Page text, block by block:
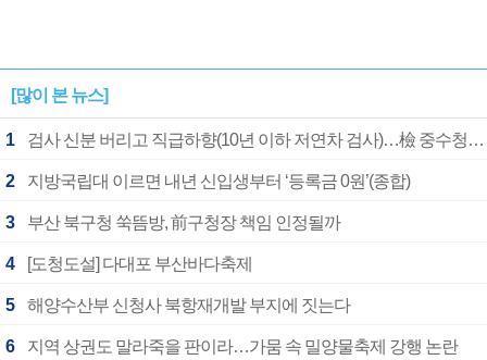
[많이 본 뉴스]
1 검사 신분 버리고 직급하향(10년 이하 저연차 검사)…檢 중수청행 기피
2 지방국립대 이르면 내년 신입생부터 ‘등록금 0원’(종합)
3 부산 북구청 쑥뜸방, 前구청장 책임 인정될까
4 [도청도설] 다대포 부산바다축제
5 해양수산부 신청사 북항재개발 부지에 짓는다
6 지역 상권도 말라죽을 판이라…가뭄 속 밀양물축제 강행 논란